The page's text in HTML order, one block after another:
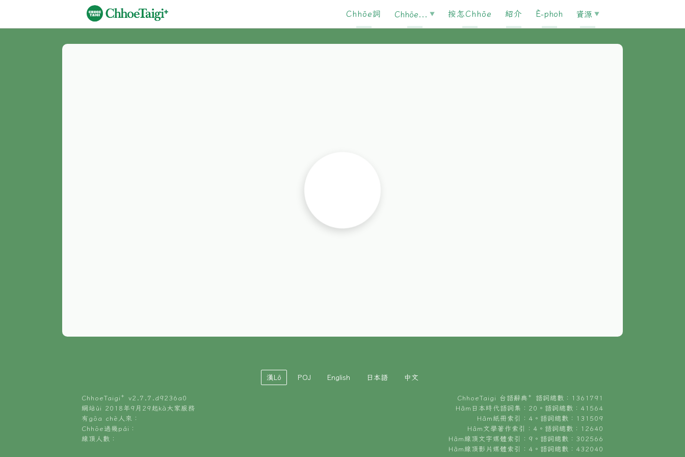
Chhōe詞 Chhōe... 按怎Chhōe 紹介 È-phoh 資源
漢Lô POJ English 日本語 中文
ChhoeTaigi⁺ v2.7.7.d9236a0
網站ùi 2018年9月29起kā大家服務
有gōa chē人來：
Chhōe過幾pái：
線頂人數：
ChhoeTaigi 台語辭典⁺ 語詞總數：1361791
Hâm日本時代語詞集：20。語詞總數：41564
Hâm紙冊索引：4。語詞總數：131509
Hâm文學著作索引：4。語詞總數：12640
Hâm線頂文字媒體索引：9。語詞總數：302566
Hâm線頂影片媒體索引：4。語詞總數：432040